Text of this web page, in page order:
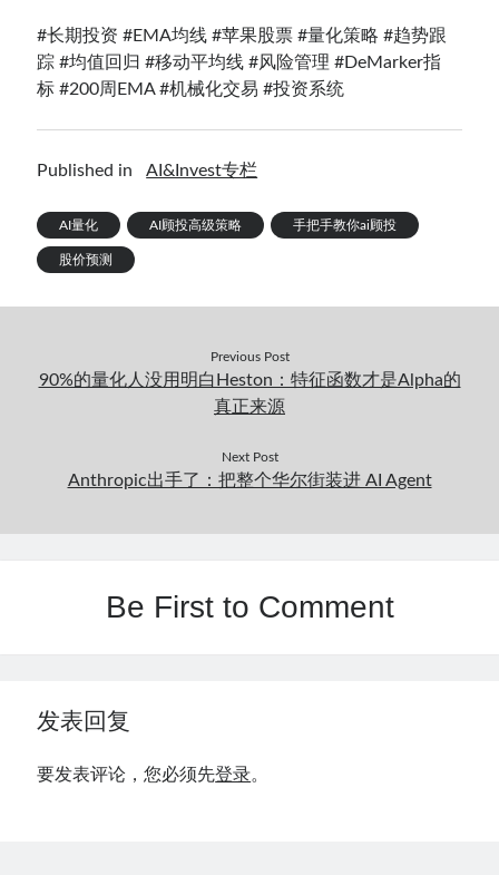
#长期投资 #EMA均线 #苹果股票 #量化策略 #趋势跟
踪 #均值回归 #移动平均线 #风险管理 #DeMarker指
标 #200周EMA #机械化交易 #投资系统
Published in AI&Invest专栏
AI量化 AI顾投高级策略 手把手教你ai顾投
股价预测
Previous Post
90%的量化人没用明白Heston：特征函数才是Alpha的
真正来源
Next Post
Anthropic出手了：把整个华尔街装进 AI Agent
Be First to Comment
发表回复
要发表评论，您必须先登录。